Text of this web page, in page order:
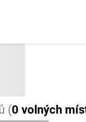
(0 volných